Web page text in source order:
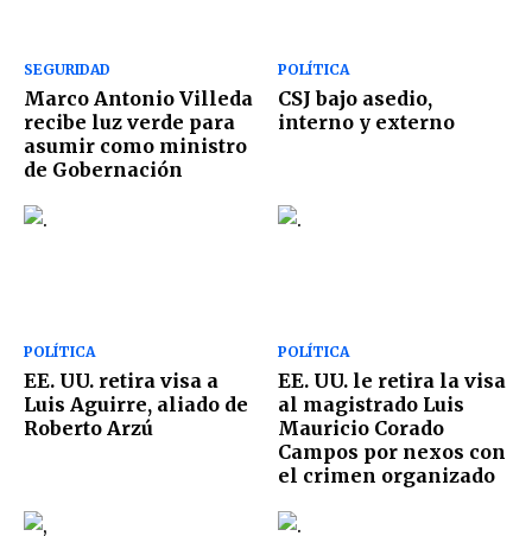
SEGURIDAD
Marco Antonio Villeda
recibe luz verde para
asumir como ministro
de Gobernación
POLÍTICA
CSJ bajo asedio,
interno y externo
POLÍTICA
EE. UU. retira visa a
Luis Aguirre, aliado de
Roberto Arzú
POLÍTICA
EE. UU. le retira la visa
al magistrado Luis
Mauricio Corado
Campos por nexos con
el crimen organizado